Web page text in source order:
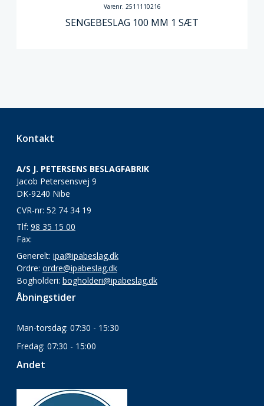
Varenr. 2511110216
SENGEBESLAG 100 MM 1 SÆT
Kontakt
A/S J. PETERSENS BESLAGFABRIK
Jacob Petersensvej 9
DK-9240 Nibe
CVR-nr: 52 74 34 19
Tlf: 98 35 15 00
Fax:
Generelt: ipa@ipabeslag.dk
Ordre: ordre@ipabeslag.dk
Bogholderi: bogholderi@ipabeslag.dk
Åbningstider
Man-torsdag: 07:30 - 15:30
Fredag: 07:30 - 15:00
Andet